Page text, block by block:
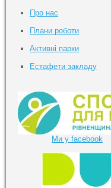
Про нас
Плани роботи
Активні парки
Естафети закладу
Ми у facebook